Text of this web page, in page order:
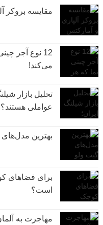
مقایسه بروکر
12 نوع آجر
می‌کند!
تحلیل بازار
عواملی هستند؟
بهترین
برای فضاهای
است؟